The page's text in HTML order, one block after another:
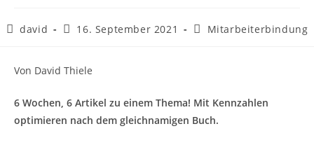
david 16. September 2021 Mitarbeiterbindung
Von David Thiele
6 Wochen, 6 Artikel zu einem Thema! Mit Kennzahlen
optimieren nach dem gleichnamigen Buch.